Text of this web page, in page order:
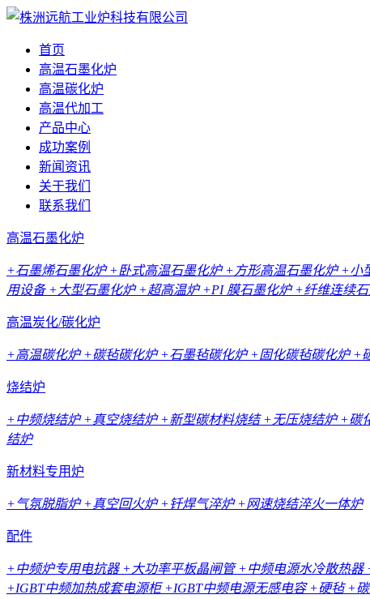
首页
高温石墨化炉
高温碳化炉
高温代加工
产品中心
成功案例
新闻资讯
关于我们
联系我们
高温石墨化炉
+石墨烯石墨化炉+卧式高温石墨化炉+方形高温石墨化炉+小
用设备 +大型石墨化炉+超高温炉+PI 膜石墨化炉+纤维连续
高温炭化/碳化炉
+高温碳化炉+碳毡碳化炉+石墨毡碳化炉+固化碳毡碳化炉+
烧结炉
+中频烧结炉+真空烧结炉+新型碳材料烧结+无压烧结炉+碳
结炉
新材料专用炉
+气氛脱脂炉+真空回火炉+钎焊气淬炉+网速烧结淬火一体炉
配件
+中频炉专用电抗器 +大功率平板晶闸管+中频电源水冷散热器
+IGBT中频加热成套电源柜+IGBT中频电源无感电容+硬毡+